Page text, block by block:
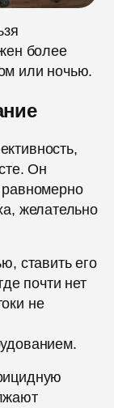
более
или ночью.
Он
желательно
ставить его
почти нет
не